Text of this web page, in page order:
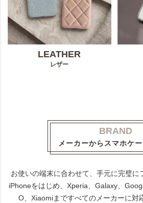
LEATHER
レザー
BRAND
メーカーからスマホケ
お使いの端末に合わせて、手元に完璧に
iPhoneをはじめ、Xperia、Galaxy、
O、Xiaomiまですべてのメーカーに対